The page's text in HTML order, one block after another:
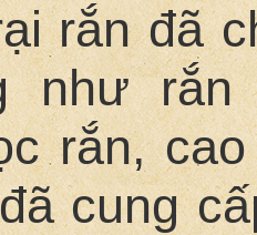
rắn đã
như
rắn,
cung